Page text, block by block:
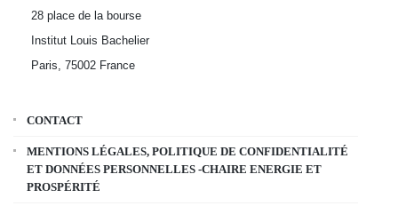
28 place de la bourse
Institut Louis Bachelier
Paris, 75002 France
CONTACT
MENTIONS LÉGALES, POLITIQUE DE CONFIDENTIALITÉ
ET DONNÉES PERSONNELLES -CHAIRE ENERGIE ET
PROSPÉRITÉ